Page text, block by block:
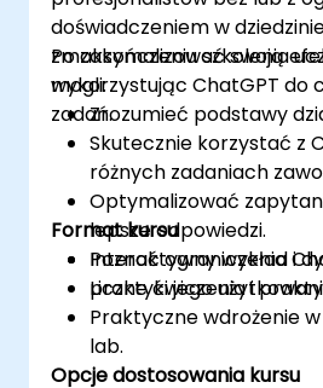
doświadczeniem w
zmaksymalizować swoją
wykorzystując ChatGPT do
zadań.
Po zakończeniu szkolenia
mogli:
Zrozumieć podstawy
Skutecznie korzystać z
różnych zadaniach
Optymalizować
lepsze odpowiedzi.
Poznać ograniczenia
praktyki jego
Format kursu
Interaktywny wykład i
Liczne ćwiczenia i
Praktyczne wdrożenie
lab.
Opcje dostosowania kursu